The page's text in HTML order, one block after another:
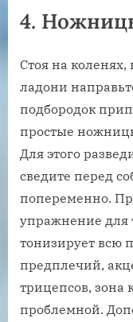
4.
Стоя на
ладони
подбородок
простые
Для этого
сведите перед
попеременно.
упражнение для
тонизирует всю
предплечий,
трицепсов, зона
проблемной.